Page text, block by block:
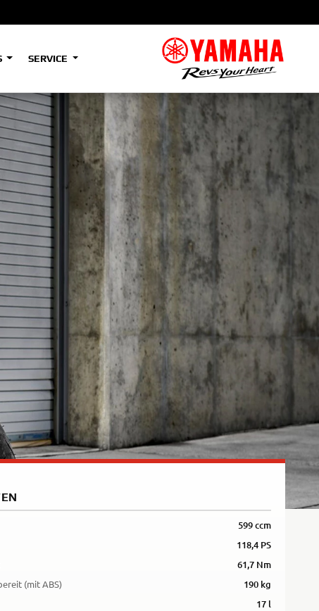
Tenere
700
(Low)
35kW
A2
Tenere
SERVICE
599 ccm
118,4 PS
61,7 Nm
(mit ABS) 190 kg
17 l